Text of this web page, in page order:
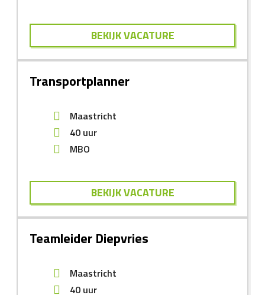
BEKIJK VACATURE
Transportplanner
Maastricht
40 uur
MBO
BEKIJK VACATURE
Teamleider Diepvries
Maastricht
40 uur